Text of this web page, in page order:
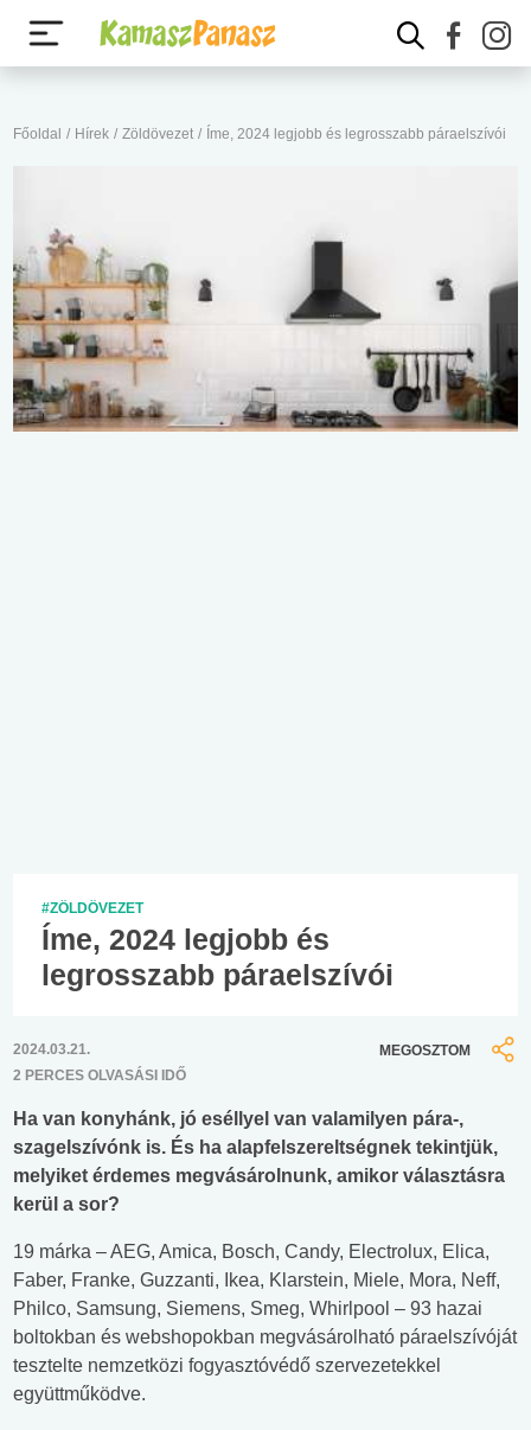
Főoldal / Hírek / Zöldövezet / Íme, 2024 legjobb és legrosszabb páraelszívói
#ZÖLDÖVEZET
Íme, 2024 legjobb és
legrosszabb páraelszívói
2024.03.21.
2 PERCES OLVASÁSI IDŐ
MEGOSZTOM
Ha van konyhánk, jó eséllyel van valamilyen pára-,
szagelszívónk is. És ha alapfelszereltségnek tekintjük,
melyiket érdemes megvásárolnunk, amikor választásra
kerül a sor?
19 márka – AEG, Amica, Bosch, Candy, Electrolux, Elica,
Faber, Franke, Guzzanti, Ikea, Klarstein, Miele, Mora, Neff,
Philco, Samsung, Siemens, Smeg, Whirlpool – 93 hazai
boltokban és webshopokban megvásárolható páraelszívóját
tesztelte nemzetközi fogyasztóvédő szervezetekkel
együttműködve.